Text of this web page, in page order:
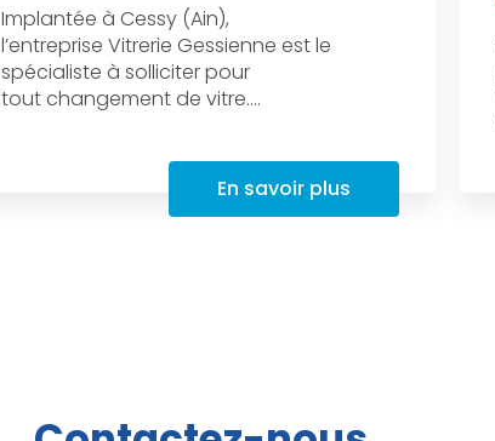
Implantée à Cessy (Ain),
l’entreprise Vitrerie Gessienne est le
spécialiste à solliciter pour
tout changement de vitre....
En savoir plus